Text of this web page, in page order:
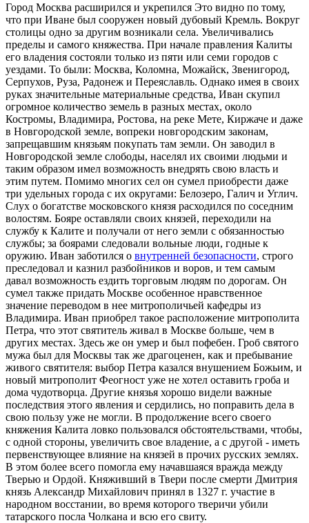
Город Москва расширился и укрепился Это видно по тому,
что при Иване был сооружен новый дубовый Кремль. Вокруг
столицы одно за другим возникали села. Увеличивались
пределы и самого княжества. При начале правления Калиты
его владения состояли только из пяти или семи городов с
уездами. То были: Москва, Коломна, Можайск, Звенигород,
Серпухов, Руза, Радонеж и Переяславль. Однако имея в своих
руках значительные материальные средства, Иван скупил
огромное количество земель в разных местах, около
Костромы, Владимира, Ростова, на реке Мете, Киржаче и даже
в Новгородской земле, вопреки новгородским законам,
запрещавшим князьям покупать там земли. Он заводил в
Новгородской земле слободы, населял их своими людьми и
таким образом имел возможность внедрять свою власть и
этим путем. Помимо многих сел он сумел приобрести даже
три удельных города с их округами: Белозеро, Галич и Углич.
Слух о богатстве московского князя расходился по соседним
волостям. Бояре оставляли своих князей, переходили на
службу к Калите и получали от него земли с обязанностью
службы; за боярами следовали вольные люди, годные к
оружию. Иван заботился о внутренней безопасности, строго
преследовал и казнил разбойников и воров, и тем самым
давал возможность ездить торговым людям по дорогам. Он
сумел также придать Москве особенное нравственное
значение переводом в нее митрополичьей кафедры из
Владимира. Иван приобрел такое расположение митрополита
Петра, что этот святитель живал в Москве больше, чем в
других местах. Здесь же он умер и был пофебен. Гроб святого
мужа был для Москвы так же драгоценен, как и пребывание
живого святителя: выбор Петра казался внушением Божьим, и
новый митрополит Феогност уже не хотел оставить гроба и
дома чудотворца. Другие князья хорошо видели важные
последствия этого явления и сердились, но поправить дела в
свою пользу уже не могли. В продолжение всего своего
княжения Калита ловко пользовался обстоятельствами, чтобы,
с одной стороны, увеличить свое владение, а с другой - иметь
первенствующее влияние на князей в прочих русских землях.
В этом более всего помогла ему начавшаяся вражда между
Тверью и Ордой. Княживший в Твери после смерти Дмитрия
князь Александр Михайлович принял в 1327 г. участие в
народном восстании, во время которого тверичи убили
татарского посла Чолкана и всю его свиту.